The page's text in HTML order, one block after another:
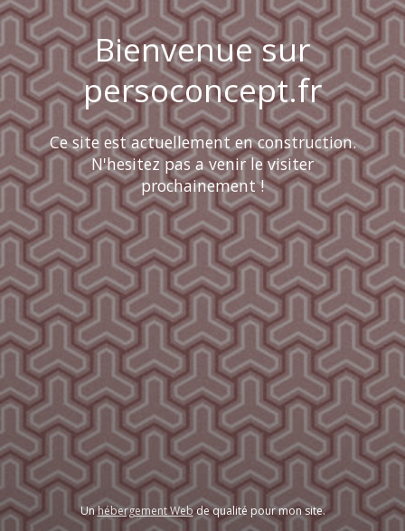
Bienvenue sur
persoconcept.fr
Ce site est actuellement en construction.
N'hesitez pas a venir le visiter
prochainement !
Unhébergement Webde qualité pour mon site.